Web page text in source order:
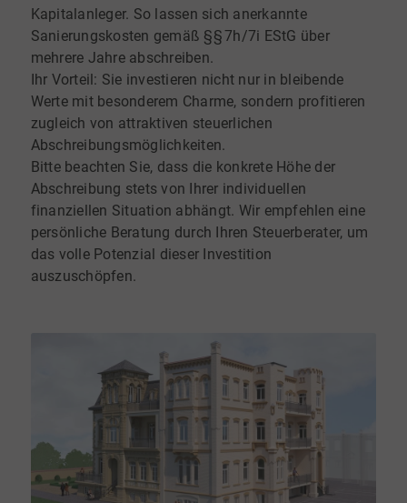
Kapitalanleger. So lassen sich anerkannte
Sanierungskosten gemäß §§ 7h/7i EStG über
mehrere Jahre abschreiben.
Ihr Vorteil: Sie investieren nicht nur in bleibende
Werte mit besonderem Charme, sondern profitieren
zugleich von attraktiven steuerlichen
Abschreibungsmöglichkeiten.
Bitte beachten Sie, dass die konkrete Höhe der
Abschreibung stets von Ihrer individuellen
finanziellen Situation abhängt. Wir empfehlen eine
persönliche Beratung durch Ihren Steuerberater, um
das volle Potenzial dieser Investition
auszuschöpfen.